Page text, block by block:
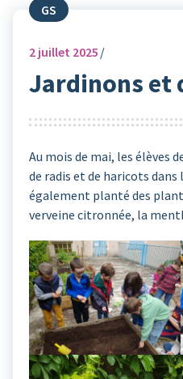
GS
2 juillet 2025
Jardinons et
Au mois de mai, les élèves
de radis et de haricots
également planté des
verveine citronnée, la